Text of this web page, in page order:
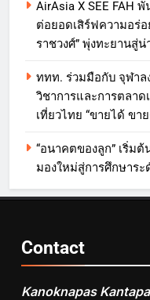
AirAsia X SEE FAH
ต่อยอดเสิร์ฟความอร่
ราชวงศ์” พุ่งทะยานสู่
ททท. ร่วมมือกับ จุฬา
วิชาการและการตลาด
เที่ยวไทย “ขายได้ ขา
“อนาคตของลูก” เริ่มต้
มองใหม่สู่การศึกษาร
Contact
Kanoknapas